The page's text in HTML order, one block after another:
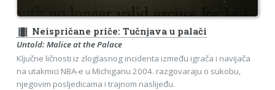
theaters Neispričane priče: Tučnjava u palači
Untold: Malice at the Palace
Ključne ličnosti iz zloglasnog incidenta između igrača i navijača
na utakmici NBA-e u Michiganu 2004. razgovaraju o sukobu,
njegovim posljedicama i trajnom naslijeđu.